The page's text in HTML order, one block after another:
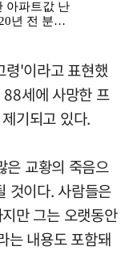
령'이라고 표현했
세에 사망한 프
기되고 있다.
교황의 죽음으
것이다. 사람들은
만 그는 오랫동안
는 내용도 포함돼